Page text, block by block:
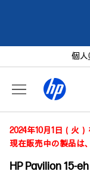
個人
2024年10月1日（火
現在販売中の製品は、
HP Pavilion 15-